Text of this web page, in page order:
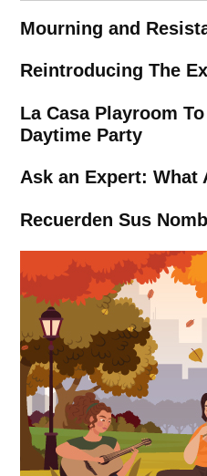
Mourning and
Reintroducing The
La Casa Playroom
Daytime Party
Ask an Expert: What
Recuerden Sus